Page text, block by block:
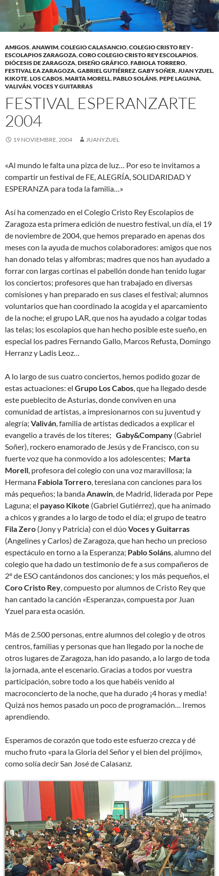
AMIGOS,ANAWIM,COLEGIO CALASANCIO,COLEGIO CRISTO REY -
ESCOLAPIOS ZARAGOZA,CORO COLEGIO CRISTO REY ESCOLAPIOS,
DIÓCESIS DE ZARAGOZA,DISEÑO GRÁFICO,FABIOLA TORRERO,
FESTIVAL EA ZARAGOZA,GABRIEL GUTIÉRREZ,GABY SOÑER,JUAN YZUEL,
KIKOTE,LOS CABOS,MARTA MORELL,PABLO SOLÁNS,PEPE LAGUNA,
VALIVÁN,VOCES Y GUITARRAS
FESTIVAL ESPERANZARTE
2004
19 NOVIEMBRE, 2004 JUANYZUEL
«Al mundo le falta una pizca de luz… Por eso te invitamos a
compartir un festival de FE, ALEGRÍA, SOLIDARIDAD Y
ESPERANZA para toda la familia…»
Así ha comenzado en el Colegio Cristo Rey Escolapios de
Zaragoza esta primera edición de nuestro festival, un día, el 19
de noviembre de 2004, que hemos preparado en apenas dos
meses con la ayuda de muchos colaboradores: amigos que nos
han donado telas y alfombras; madres que nos han ayudado a
forrar con largas cortinas el pabellón donde han tenido lugar
los conciertos; profesores que han trabajado en diversas
comisiones y han preparado en sus clases el festival; alumnos
voluntarios que han coordinado la acogida y el aparcamiento
de la noche; el grupo LAR, que nos ha ayudado a colgar todas
las telas; los escolapios que han hecho posible este sueño, en
especial los padres Fernando Gallo, Marcos Refusta, Domingo
Herranz y Ladis Leoz…
A lo largo de sus cuatro conciertos, hemos podido gozar de
estas actuaciones: el Grupo Los Cabos, que ha llegado desde
este pueblecito de Asturias, donde conviven en una
comunidad de artistas, a impresionarnos con su juventud y
alegría; Valiván, familia de artistas dedicados a explicar el
evangelio a través de los títeres; Gaby&Company (Gabriel
Soñer), rockero enamorado de Jesús y de Francisco, con su
fuerte voz que ha conmovido a los adolescentes; Marta
Morell, profesora del colegio con una voz maravillosa; la
Hermana Fabiola Torrero, teresiana con canciones para los
más pequeños; la bandaAnawin, de Madrid, liderada por Pepe
Laguna; el payaso Kikote (Gabriel Gutiérrez), que ha animado
a chicos y grandes a lo largo de todo el día; el grupo de teatro
Fila Zero (Jony y Patricia) con el dúoVoces y Guitarras
(Angelines y Carlos) de Zaragoza, que han hecho un precioso
espectáculo en torno a la Esperanza; Pablo Soláns, alumno del
colegio que ha dado un testimonio de fe a sus compañeros de
2º de ESO cantándonos dos canciones; y los más pequeños, el
Coro Cristo Rey, compuesto por alumnos de Cristo Rey que
han cantado la canción «Esperanza», compuesta por Juan
Yzuel para esta ocasión.
Más de 2.500 personas, entre alumnos del colegio y de otros
centros, familias y personas que han llegado por la noche de
otros lugares de Zaragoza, han ido pasando, a lo largo de toda
la jornada, ante el escenario. Gracias a todos por vuestra
participación, sobre todo a los que habéis venido al
macroconcierto de la noche, que ha durado ¡4 horas y media!
Quizá nos hemos pasado un poco de programación… Iremos
aprendiendo.
Esperamos de corazón que todo este esfuerzo crezca y dé
mucho fruto «para la Gloria del Señor y el bien del prójimo»,
como solía decir San José de Calasanz.